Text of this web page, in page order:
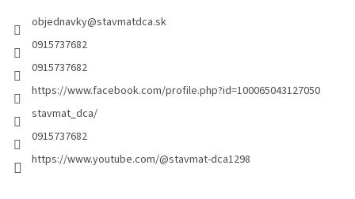
objednavky@stavmatdca.sk
0915737682
0915737682
https://www.facebook.com/profile.php?id=100065043127050
stavmat_dca/
0915737682
https://www.youtube.com/@stavmat-dca1298